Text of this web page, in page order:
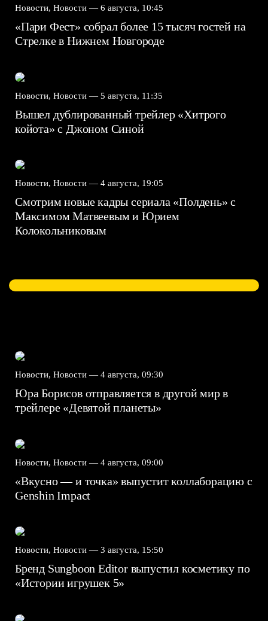
Новости, Новости — 6 августа, 10:45
«Пари Фест» собрал более 15 тысяч гостей на
Стрелке в Нижнем Новгороде
Новости, Новости — 5 августа, 11:35
Вышел дублированный трейлер «Хитрого
койота» с Джоном Синой
Новости, Новости — 4 августа, 19:05
Смотрим новые кадры сериала «Полдень» с
Максимом Матвеевым и Юрием
Колокольниковым
Новости, Новости — 4 августа, 09:30
Юра Борисов отправляется в другой мир в
трейлере «Девятой планеты»
Новости, Новости — 4 августа, 09:00
«Вкусно — и точка» выпустит коллаборацию с
Genshin Impact⁠⁠
Новости, Новости — 3 августа, 15:50
Бренд Sungboon Editor выпустил косметику по
«Истории игрушек 5»